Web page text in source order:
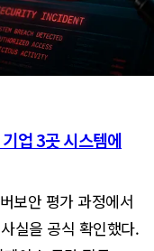
업 3곳 시스템에
보안 평가 과정에서
실을 공식 확인했다.